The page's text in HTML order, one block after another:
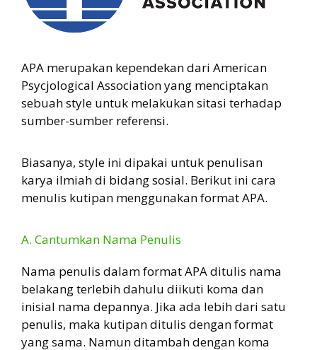
APA merupakan kependekan dari American
Psycjological Association yang menciptakan
sebuah style untuk melakukan sitasi terhadap
sumber-sumber referensi.
Biasanya, style ini dipakai untuk penulisan
karya ilmiah di bidang sosial. Berikut ini cara
menulis kutipan menggunakan format APA.
A. Cantumkan Nama Penulis
Nama penulis dalam format APA ditulis nama
belakang terlebih dahulu diikuti koma dan
inisial nama depannya. Jika ada lebih dari satu
penulis, maka kutipan ditulis dengan format
yang sama. Namun ditambah dengan koma